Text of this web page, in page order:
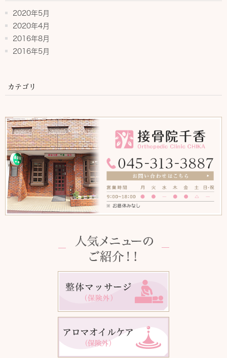
2020年5月
2020年4月
2016年8月
2016年5月
カテゴリ